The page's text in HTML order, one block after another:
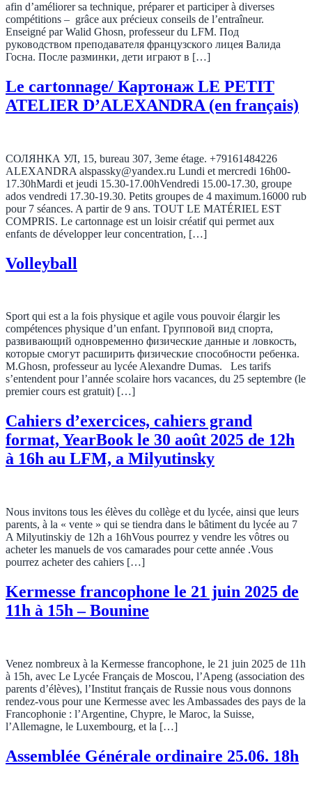
afin d’améliorer sa technique, préparer et participer à diverses
compétitions – grâce aux précieux conseils de l’entraîneur.
Enseigné par Walid Ghosn, professeur du LFM. Под
руководством преподавателя французского лицея Валида
Госна. После разминки, дети играют в […]
Le cartonnage/ Картонаж LE PETIT
ATELIER D’ALEXANDRA (en français)
СОЛЯНКА УЛ, 15, bureau 307, 3eme étage. +79161484226
ALEXANDRA alspassky@yandex.ru Lundi et mercredi 16h00-
17.30hMardi et jeudi 15.30-17.00hVendredi 15.00-17.30, groupe
ados vendredi 17.30-19.30. Petits groupes de 4 maximum.16000 rub
pour 7 séances. A partir de 9 ans. TOUT LE MATÉRIEL EST
COMPRIS. Le cartonnage est un loisir créatif qui permet aux
enfants de développer leur concentration, […]
Volleyball
Sport qui est a la fois physique et agile vous pouvoir élargir les
compétences physique d’un enfant. Групповой вид спорта,
развивающий одновременно физические данные и ловкость,
которые смогут расширить физические способности ребенка.
M.Ghosn, professeur au lycée Alexandre Dumas. Les tarifs
s’entendent pour l’année scolaire hors vacances, du 25 septembre (le
premier cours est gratuit) […]
Cahiers d’exercices, cahiers grand
format, YearBook le 30 août 2025 de 12h
à 16h au LFM, a Milyutinsky
Nous invitons tous les élèves du collège et du lycée, ainsi que leurs
parents, à la « vente » qui se tiendra dans le bâtiment du lycée au 7
A Milyutinskiy de 12h a 16hVous pourrez y vendre les vôtres ou
acheter les manuels de vos camarades pour cette année .Vous
pourrez acheter des cahiers […]
Kermesse francophone le 21 juin 2025 de
11h à 15h – Bounine
Venez nombreux à la Kermesse francophone, le 21 juin 2025 de 11h
à 15h, avec Le Lycée Français de Moscou, l’Apeng (association des
parents d’élèves), l’Institut français de Russie nous vous donnons
rendez-vous pour une Kermesse avec les Ambassades des pays de la
Francophonie : l’Argentine, Chypre, le Maroc, la Suisse,
l’Allemagne, le Luxembourg, et la […]
Assemblée Générale ordinaire 25.06. 18h